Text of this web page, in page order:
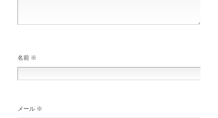
名前 ※
メール ※